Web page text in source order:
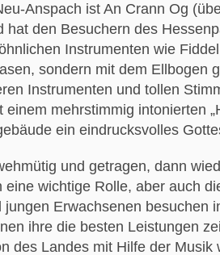
Anspach ist An Crann Og
den Besuchern des
Instrumenten wie
sondern mit dem Ellbogen
Instrumenten und tollen
mehrstimmig intonierten
ein eindrucksvolles
und getragen, dann
wichtige Rolle, aber auch
Erwachsenen besuchen
ihre die besten Leistungen
des Landes mit Hilfe der Musik